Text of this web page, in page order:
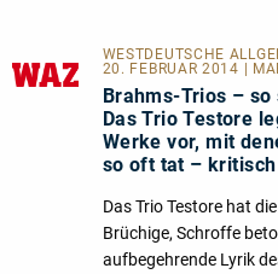
WESTDEUTSCHE
20. FEBRUAR 2014 |
Brahms-Trios –
Das Trio Testore
Werke vor, mit
so oft tat –
Das Trio Testore hat
Brüchige, Schroffe
aufbegehrende Lyrik